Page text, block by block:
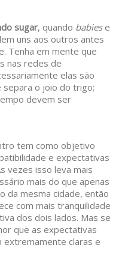
sugar, quando babiese
uns aos outros antes
Tenha em mente que
nas redes de
elas são
separa o joio do trigo;
devem ser
tem como objetivo
e expectativas
vezes isso leva mais
mais do que apenas
da mesma cidade, então
com mais tranquilidade
dos dois lados. Mas se
que as expectativas
extremamente claras e